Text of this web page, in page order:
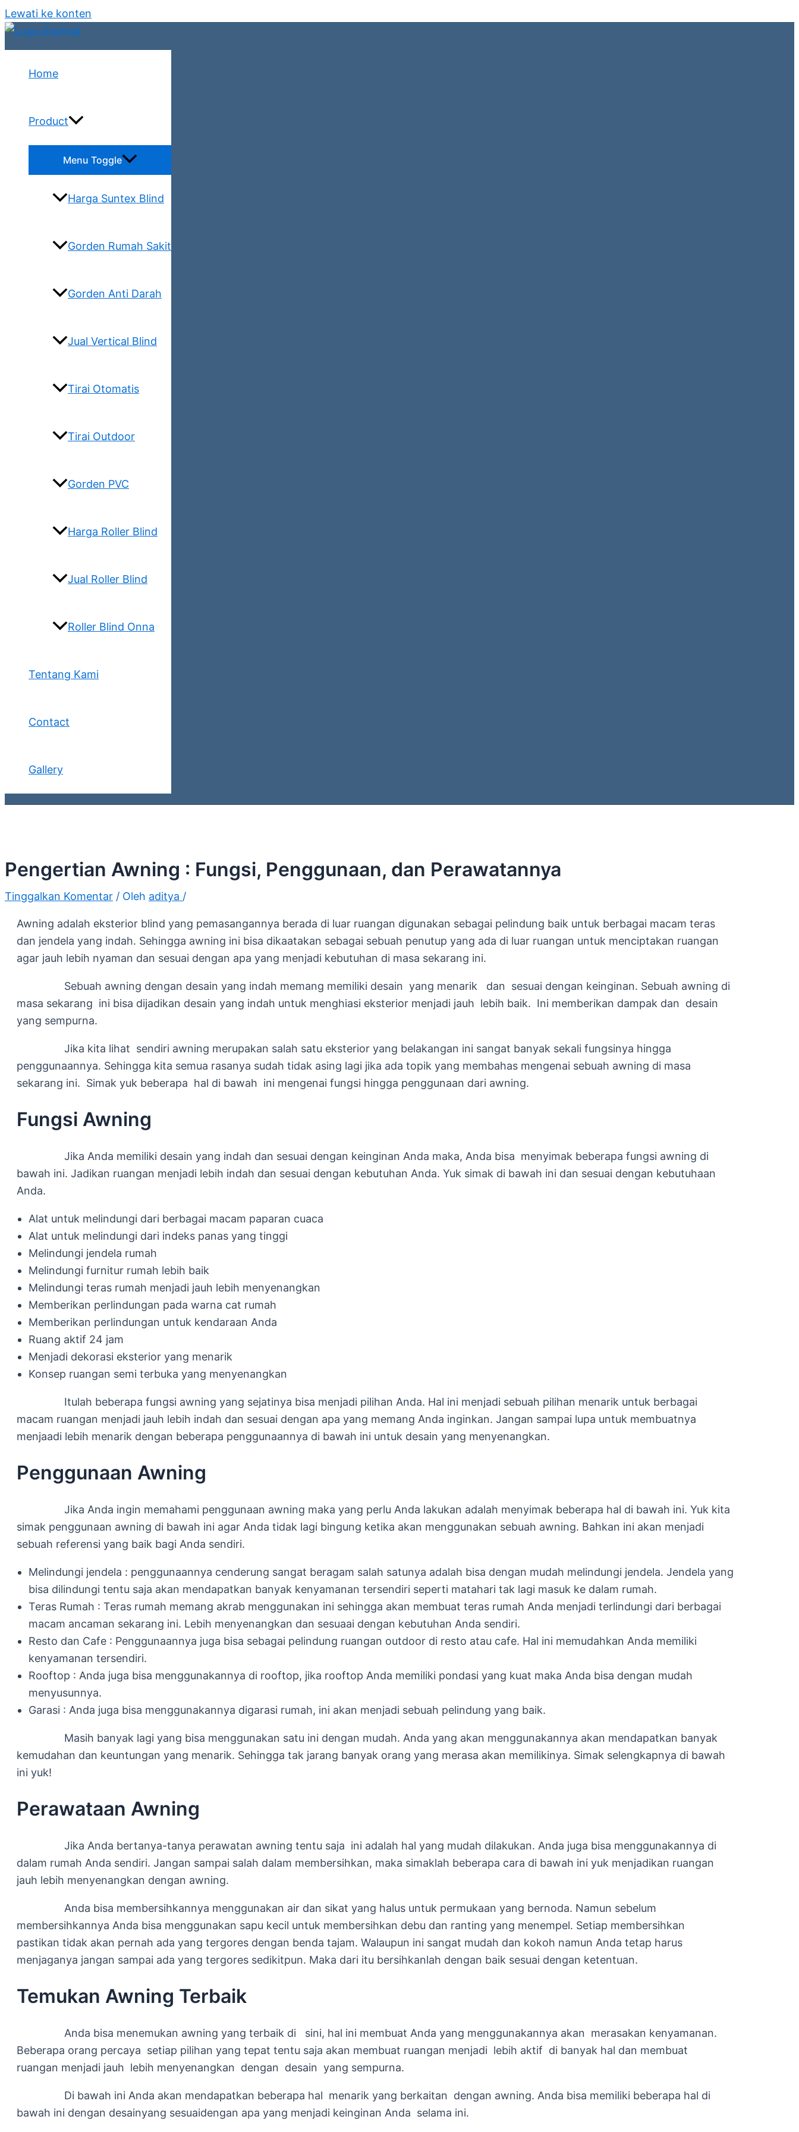
Lewati ke konten
Home
Product
Menu Toggle
Harga Suntex Blind
Gorden Rumah Sakit
Gorden Anti Darah
Jual Vertical Blind
Tirai Otomatis
Tirai Outdoor
Gorden PVC
Harga Roller Blind
Jual Roller Blind
Roller Blind Onna
Tentang Kami
Contact
Gallery
Pengertian Awning : Fungsi, Penggunaan, dan Perawatannya
Tinggalkan Komentar / Oleh aditya /
Awning adalah eksterior blind yang pemasangannya berada di luar ruangan digunakan sebagai pelindung baik untuk berbagai macam teras
dan jendela yang indah. Sehingga awning ini bisa dikaatakan sebagai sebuah penutup yang ada di luar ruangan untuk menciptakan ruangan
agar jauh lebih nyaman dan sesuai dengan apa yang menjadi kebutuhan di masa sekarang ini.
Sebuah awning dengan desain yang indah memang memiliki desain yang menarik dan sesuai dengan keinginan. Sebuah awning di
masa sekarang ini bisa dijadikan desain yang indah untuk menghiasi eksterior menjadi jauh lebih baik. Ini memberikan dampak dan desain
yang sempurna.
Jika kita lihat sendiri awning merupakan salah satu eksterior yang belakangan ini sangat banyak sekali fungsinya hingga
penggunaannya. Sehingga kita semua rasanya sudah tidak asing lagi jika ada topik yang membahas mengenai sebuah awning di masa
sekarang ini. Simak yuk beberapa hal di bawah ini mengenai fungsi hingga penggunaan dari awning.
Fungsi Awning
Jika Anda memiliki desain yang indah dan sesuai dengan keinginan Anda maka, Anda bisa menyimak beberapa fungsi awning di
bawah ini. Jadikan ruangan menjadi lebih indah dan sesuai dengan kebutuhan Anda. Yuk simak di bawah ini dan sesuai dengan kebutuhaan
Anda.
Alat untuk melindungi dari berbagai macam paparan cuaca
Alat untuk melindungi dari indeks panas yang tinggi
Melindungi jendela rumah
Melindungi furnitur rumah lebih baik
Melindungi teras rumah menjadi jauh lebih menyenangkan
Memberikan perlindungan pada warna cat rumah
Memberikan perlindungan untuk kendaraan Anda
Ruang aktif 24 jam
Menjadi dekorasi eksterior yang menarik
Konsep ruangan semi terbuka yang menyenangkan
Itulah beberapa fungsi awning yang sejatinya bisa menjadi pilihan Anda. Hal ini menjadi sebuah pilihan menarik untuk berbagai
macam ruangan menjadi jauh lebih indah dan sesuai dengan apa yang memang Anda inginkan. Jangan sampai lupa untuk membuatnya
menjaadi lebih menarik dengan beberapa penggunaannya di bawah ini untuk desain yang menyenangkan.
Penggunaan Awning
Jika Anda ingin memahami penggunaan awning maka yang perlu Anda lakukan adalah menyimak beberapa hal di bawah ini. Yuk kita
simak penggunaan awning di bawah ini agar Anda tidak lagi bingung ketika akan menggunakan sebuah awning. Bahkan ini akan menjadi
sebuah referensi yang baik bagi Anda sendiri.
Melindungi jendela : penggunaannya cenderung sangat beragam salah satunya adalah bisa dengan mudah melindungi jendela. Jendela yang
bisa dilindungi tentu saja akan mendapatkan banyak kenyamanan tersendiri seperti matahari tak lagi masuk ke dalam rumah.
Teras Rumah : Teras rumah memang akrab menggunakan ini sehingga akan membuat teras rumah Anda menjadi terlindungi dari berbagai
macam ancaman sekarang ini. Lebih menyenangkan dan sesuaai dengan kebutuhan Anda sendiri.
Resto dan Cafe : Penggunaannya juga bisa sebagai pelindung ruangan outdoor di resto atau cafe. Hal ini memudahkan Anda memiliki
kenyamanan tersendiri.
Rooftop : Anda juga bisa menggunakannya di rooftop, jika rooftop Anda memiliki pondasi yang kuat maka Anda bisa dengan mudah
menyusunnya.
Garasi : Anda juga bisa menggunakannya digarasi rumah, ini akan menjadi sebuah pelindung yang baik.
Masih banyak lagi yang bisa menggunakan satu ini dengan mudah. Anda yang akan menggunakannya akan mendapatkan banyak
kemudahan dan keuntungan yang menarik. Sehingga tak jarang banyak orang yang merasa akan memilikinya. Simak selengkapnya di bawah
ini yuk!
Perawataan Awning
Jika Anda bertanya-tanya perawatan awning tentu saja ini adalah hal yang mudah dilakukan. Anda juga bisa menggunakannya di
dalam rumah Anda sendiri. Jangan sampai salah dalam membersihkan, maka simaklah beberapa cara di bawah ini yuk menjadikan ruangan
jauh lebih menyenangkan dengan awning.
Anda bisa membersihkannya menggunakan air dan sikat yang halus untuk permukaan yang bernoda. Namun sebelum
membersihkannya Anda bisa menggunakan sapu kecil untuk membersihkan debu dan ranting yang menempel. Setiap membersihkan
pastikan tidak akan pernah ada yang tergores dengan benda tajam. Walaupun ini sangat mudah dan kokoh namun Anda tetap harus
menjaganya jangan sampai ada yang tergores sedikitpun. Maka dari itu bersihkanlah dengan baik sesuai dengan ketentuan.
Temukan Awning Terbaik
Anda bisa menemukan awning yang terbaik di sini, hal ini membuat Anda yang menggunakannya akan merasakan kenyamanan.
Beberapa orang percaya setiap pilihan yang tepat tentu saja akan membuat ruangan menjadi lebih aktif di banyak hal dan membuat
ruangan menjadi jauh lebih menyenangkan dengan desain yang sempurna.
Di bawah ini Anda akan mendapatkan beberapa hal menarik yang berkaitan dengan awning. Anda bisa memiliki beberapa hal di
bawah ini dengan desainyang sesuaidengan apa yang menjadi keinginan Anda selama ini.